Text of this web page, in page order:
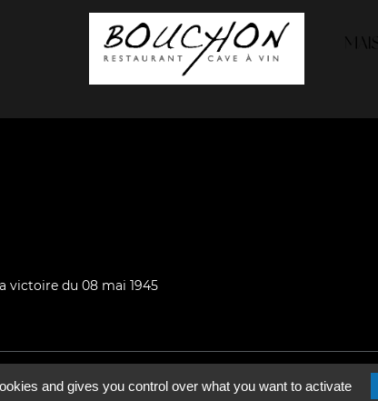
victoire du 08 mai 1945
and gives you control over what you want to activate